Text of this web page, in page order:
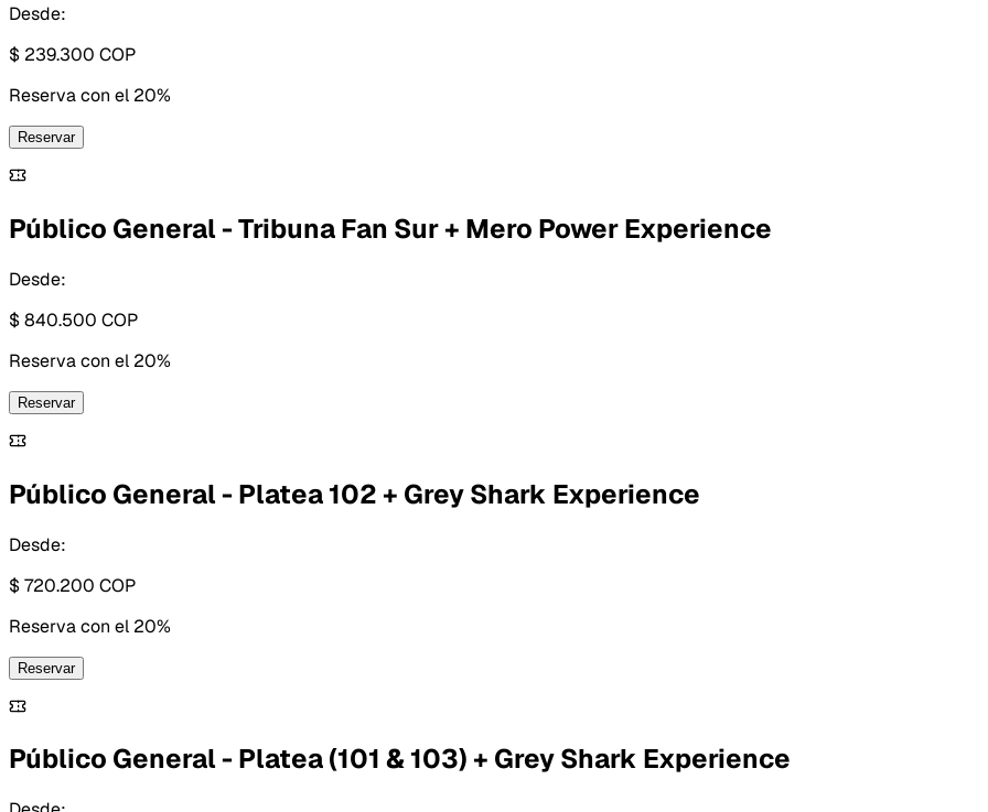
Desde:
$ 239.300 COP
Reserva con el 20%
Reservar
Público General - Tribuna Fan Sur + Mero Power Experience
Desde:
$ 840.500 COP
Reserva con el 20%
Reservar
Público General - Platea 102 + Grey Shark Experience
Desde:
$ 720.200 COP
Reserva con el 20%
Reservar
Público General - Platea (101 & 103) + Grey Shark Experience